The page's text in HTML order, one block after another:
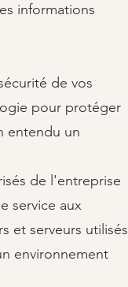
informations
de vos
pour protéger
entendu un
de l'entreprise
service aux
et serveurs utilisés
environnement